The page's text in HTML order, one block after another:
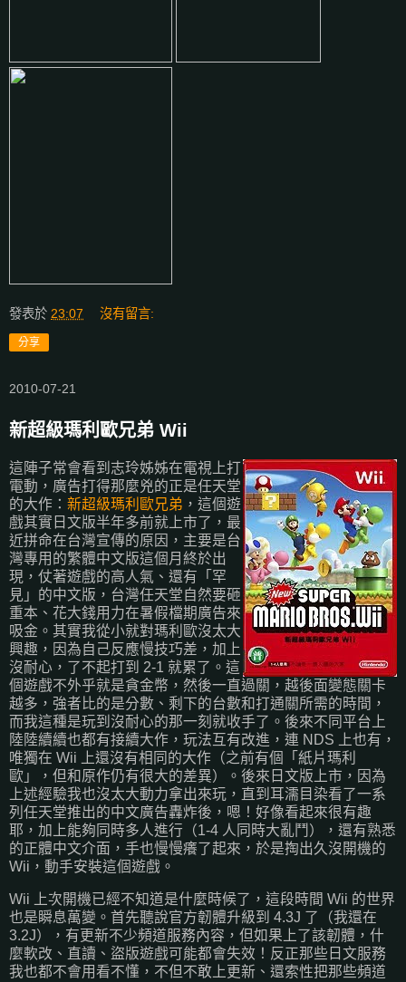
發表於 23:07 沒有留言:
分享
2010-07-21
新超級瑪利歐兄弟 Wii
這陣子常會看到志玲姊姊在電視上打
電動，廣告打得那麼兇的正是任天堂
的大作： 新超級瑪利歐兄弟 ，這個遊
戲其實日文版半年多前就上市了，最
近拼命在台灣宣傳的原因，主要是台
灣專用的繁體中文版這個月終於出
現，仗著遊戲的高人氣、還有「罕
見」的中文版，台灣任天堂自然要砸
重本、花大錢用力在暑假檔期廣告來
吸金。其實我從小就對瑪利歐沒太大
興趣，因為自己反應慢技巧差，加上
沒耐心，了不起打到 2-1 就累了。這
個遊戲不外乎就是貪金幣，然後一直過關，越後面變態關卡
越多，強者比的是分數、剩下的台數和打通關所需的時間，
而我這種是玩到沒耐心的那一刻就收手了。後來不同平台上
陸陸續續也都有接續大作，玩法互有改進，連 NDS 上也有，
唯獨在 Wii 上還沒有相同的大作（之前有個「紙片瑪利
歐」，但和原作仍有很大的差異）。後來日文版上市，因為
上述經驗我也沒太大動力拿出來玩，直到耳濡目染看了一系
列任天堂推出的中文廣告轟炸後，嗯！好像看起來很有趣
耶，加上能夠同時多人進行（1-4 人同時大亂鬥），還有熟悉
的正體中文介面，手也慢慢癢了起來，於是掏出久沒開機的
Wii，動手安裝這個遊戲。
Wii 上次開機已經不知道是什麼時候了，這段時間 Wii 的世界
也是瞬息萬變。首先聽說官方韌體升級到 4.3J 了（我還在
3.2J），有更新不少頻道服務內容，但如果上了該韌體，什
麼軟改、直讀、盜版遊戲可能都會失效！反正那些日文服務
我也都不會用看不懂，不但不敢上更新、還索性把那些頻道